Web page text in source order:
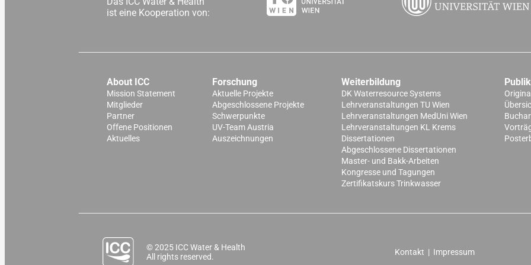
ist eine Kooperation von:
About ICC
Mission Statement
Mitglieder
Partner
Offene Positionen
Aktuelles
Forschung
Aktuelle Projekte
Abgeschlossene Projekte
Schwerpunkte
UV-Team Austria
Auszeichnungen
Weiterbildung
DK Waterresource Systems
Lehrveranstaltungen TU Wien
Lehrveranstaltungen MedUni Wien
Lehrveranstaltungen KL Krems
Dissertationen
Abgeschlossene Dissertationen
Master- und Bakk-Arbeiten
Kongresse und Tagungen
Zertifikatskurs Trinkwasser
© 2025 ICC Water & Health
All rights reserved.
Kontakt | Impressum